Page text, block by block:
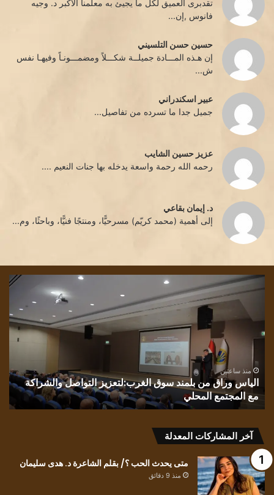
تقدبرى العميق لكل ما يجيئ به معلمنا الأكبر د. وجيه
فانوس ,إن...
حسين حسن التلسيني
إن هـذه المـــادة جميلــة شكـــلاً ومضمـــونـاً وفيهـا نفس
ش...
عبير اسكندراني
جميل جدا ما تسرده من تفاصيل...
عزيز حسين الشايب
رحمه الله رحمة واسعة يدخله بها جنات النعيم ....
د. إيمان بقاعي
إلى أهمية (محمد كريّم) مسرحيًّا، ومنتجًا فنيًّا، وباحثًا، وم...
الياس
وراق
بلمند
سوق
الغرب:لتعزيز
التواصل
والشراكة
المجتمع
المحلي
منذ ساعتين
الياس وراق من بلمند سوق الغرب:لتعزيز التواصل والشراكة
مع المجتمع المحلي
آخر المشاركات المعدلة
متى يحدث الحب ؟/ بقلم الشاعرة د. هدى سليمان
منذ 9 دقائق